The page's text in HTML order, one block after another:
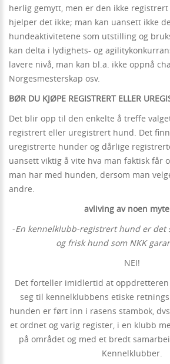
herlig gemytt, men er den ikke
hjelper det ikke; man kan uansett ikke
hundeaktivitetene som utstilling og
kan delta i lydighets- og
lavere nivå, man kan bl.a. ikke oppnå
Norgesmesterskap osv.
BØR DU KJØPE REGISTRERT ELLER
Det blir opp til den enkelte å treffe
registrert eller uregistrert hund. Det
uregistrerte hunder og dårlige
uansett viktig å vite hva man faktisk får
man har med hunden, dersom man
andre.
avliving av noen
-En kennelklubb-registrert hund er det
og frisk hund som NKK
NEI!
Det forteller imidlertid at
seg til kennelklubbens etiske
hunden er ført inn i rasens stambok,
et ordnet og varig register, i en klubb
på området og med et bredt
Kennelklubber.